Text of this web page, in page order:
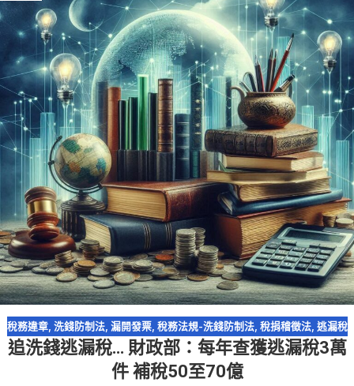
稅務違章, 洗錢防制法, 漏開發票, 稅務法規-洗錢防制法, 稅捐稽徵法, 逃漏稅
追洗錢逃漏稅… 財政部：每年查獲逃漏稅3萬
件 補稅50至70億